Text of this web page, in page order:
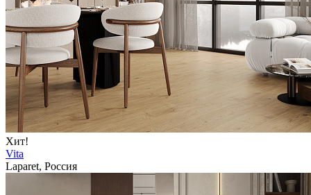
Хит!
Vita
Laparet, Россия